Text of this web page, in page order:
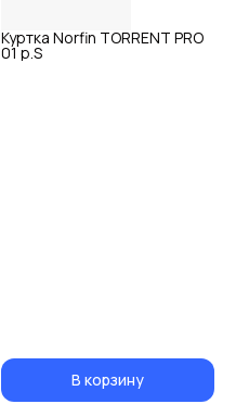
Куртка Norfin TORRENT PRO
01 р.S
В корзину